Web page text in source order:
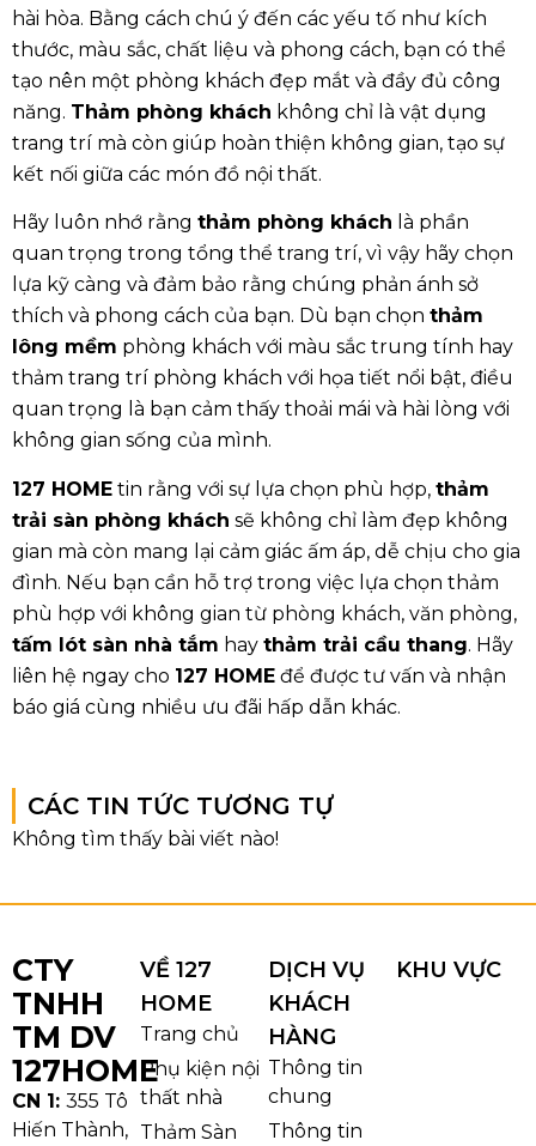
hài hòa. Bằng cách chú ý đến các yếu tố như kích
thước, màu sắc, chất liệu và phong cách, bạn có thể
tạo nên một phòng khách đẹp mắt và đầy đủ công
năng. Thảm phòng khách không chỉ là vật dụng
trang trí mà còn giúp hoàn thiện không gian, tạo sự
kết nối giữa các món đồ nội thất.
Hãy luôn nhớ rằng thảm phòng khách là phần
quan trọng trong tổng thể trang trí, vì vậy hãy chọn
lựa kỹ càng và đảm bảo rằng chúng phản ánh sở
thích và phong cách của bạn. Dù bạn chọn thảm
lông mềm phòng khách với màu sắc trung tính hay
thảm trang trí phòng khách với họa tiết nổi bật, điều
quan trọng là bạn cảm thấy thoải mái và hài lòng với
không gian sống của mình.
127 HOME tin rằng với sự lựa chọn phù hợp, thảm
trải sàn phòng khách sẽ không chỉ làm đẹp không
gian mà còn mang lại cảm giác ấm áp, dễ chịu cho gia
đình. Nếu bạn cần hỗ trợ trong việc lựa chọn thảm
phù hợp với không gian từ phòng khách, văn phòng,
tấm lót sàn nhà tắm hay thảm trải cầu thang. Hãy
liên hệ ngay cho 127 HOME để được tư vấn và nhận
báo giá cùng nhiều ưu đãi hấp dẫn khác.
CÁC TIN TỨC TƯƠNG TỰ
CTY
TNHH
TM DV
127HOME
CN 1: 355 Tô
Hiến Thành,
VỀ 127
HOME
Trang chủ
Phụ kiện nội
thất nhà
Thảm Sàn
DỊCH VỤ
KHÁCH
HÀNG
Thông tin
chung
Thông tin
KHU VỰC